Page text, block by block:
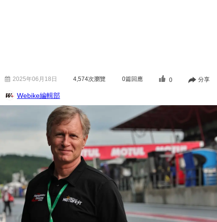
2025年06月18日 4,574次瀏覽 0篇回應 0 分享
Webike編輯部